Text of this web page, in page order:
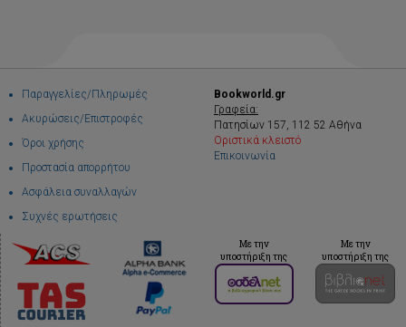
Παραγγελίες/Πληρωμές
Ακυρώσεις/Επιστροφές
Όροι χρήσης
Προστασία απορρήτου
Ασφάλεια συναλλαγών
Συχνές ερωτήσεις
Bookworld.gr
Γραφεία:
Πατησίων 157, 112 52 Αθήνα
Οριστικά κλειστό
Επικοινωνία
Με την
υποστήριξη της
Με την
υποστήριξη της